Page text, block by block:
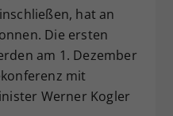
hat an
Die ersten
am 1. Dezember
mit
Werner Kogler